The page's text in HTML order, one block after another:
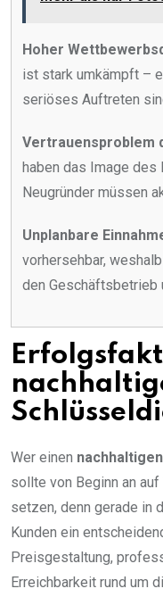
Hoher
ist stark umkämpft –
seriöses Auftreten
Vertrauensproblem
haben das Image
Neugründer müssen
Unplanbare
vorhersehbar,
den Geschäftsbetrieb
Wer einen
sollte von Beginn an auf
setzen, denn gerade in
Kunden ein
Preisgestaltung,
Erreichbarkeit rund um